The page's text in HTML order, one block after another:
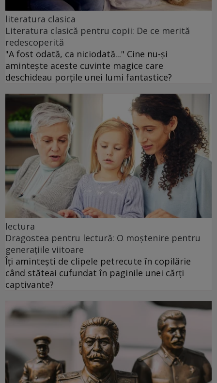
literatura clasica
Literatura clasică pentru copii: De ce merită
redescoperită
"A fost odată, ca niciodată..." Cine nu-și
amintește aceste cuvinte magice care
deschideau porțile unei lumi fantastice?
lectura
Dragostea pentru lectură: O moștenire pentru
generațiile viitoare
Îți amintești de clipele petrecute în copilărie
când stăteai cufundat în paginile unei cărți
captivante?